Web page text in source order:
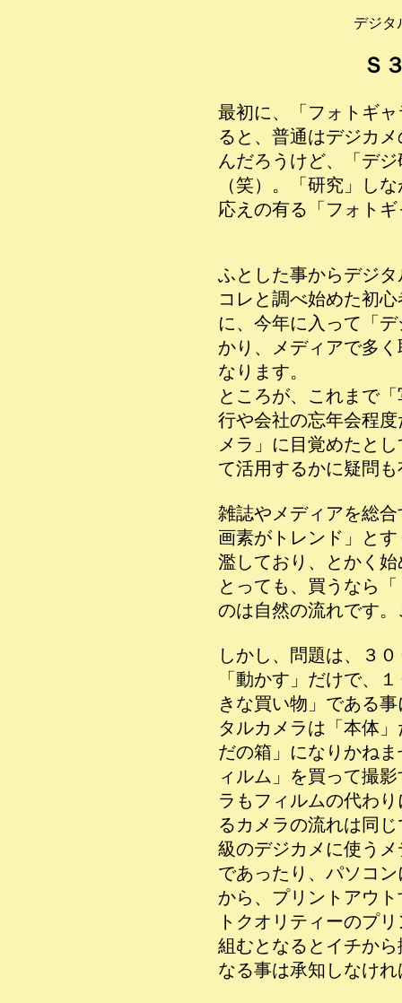
デジタ
Ｓ
最初に、「フォトギ
ると、普通はデジカ
んだろうけど、「デ
（笑）。「研究」し
応えの有る「フォト
ふとした事からデジ
コレと調べ始めた初
に、今年に入って「
かり、メディアで多
なります。
ところが、これまで
行や会社の忘年会程
メラ」に目覚めたと
て活用するかに疑問
雑誌やメディアを総
画素がトレンド」と
濫しており、とかく
とっても、買うなら
のは自然の流れです
しかし、問題は、３
「動かす」だけで、
きな買い物」である
タルカメラは「本体
だの箱」になりかね
ィルム」を買って撮
ラもフィルムの代わ
るカメラの流れは同
級のデジカメに使う
であったり、パソコ
から、プリントアウ
トクオリティーのプ
組むとなるとイチか
なる事は承知しなけ